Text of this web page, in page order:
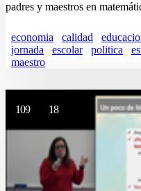
padres y maestros en
economia calidad
jornada
escolar politica
maestro
109 18